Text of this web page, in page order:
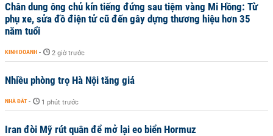
Chân dung ông chủ kín tiếng đứng sau tiệm vàng Mi Hồng: Từ
phụ xe, sửa đồ điện tử cũ đến gây dựng thương hiệu hơn 35
năm tuổi
KINH DOANH - 2 giờ trước
Nhiều phòng trọ Hà Nội tăng giá
NHÀ ĐẤT - 1 phút trước
Iran đòi Mỹ rút quân để mở lại eo biển Hormuz